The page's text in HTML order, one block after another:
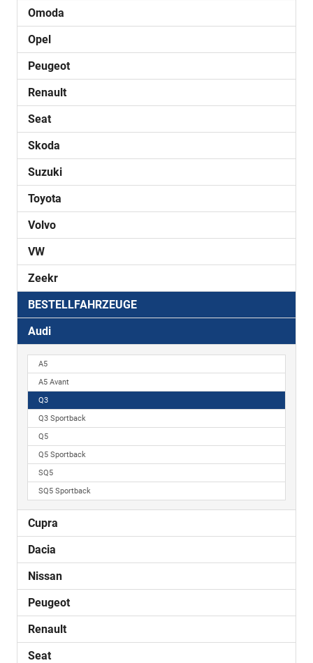
Omoda
Opel
Peugeot
Renault
Seat
Skoda
Suzuki
Toyota
Volvo
VW
Zeekr
BESTELLFAHRZEUGE
Audi
A5
A5 Avant
Q3
Q3 Sportback
Q5
Q5 Sportback
SQ5
SQ5 Sportback
Cupra
Dacia
Nissan
Peugeot
Renault
Seat